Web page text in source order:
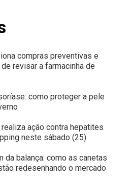
compras preventivas e
revisar a farmacinha de
como proteger a pele
ação contra hepatites
neste sábado (25)
da balança: como as canetas
redesenhando o mercado